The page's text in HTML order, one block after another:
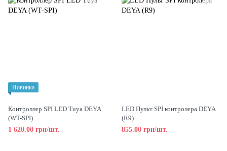
Новинка
Контроллер SPI LED Tuya DEYA
(WT-SPI)
1 620.00 грн/шт.
LED Пульт SPI контролера DEYA
(R9)
855.00 грн/шт.